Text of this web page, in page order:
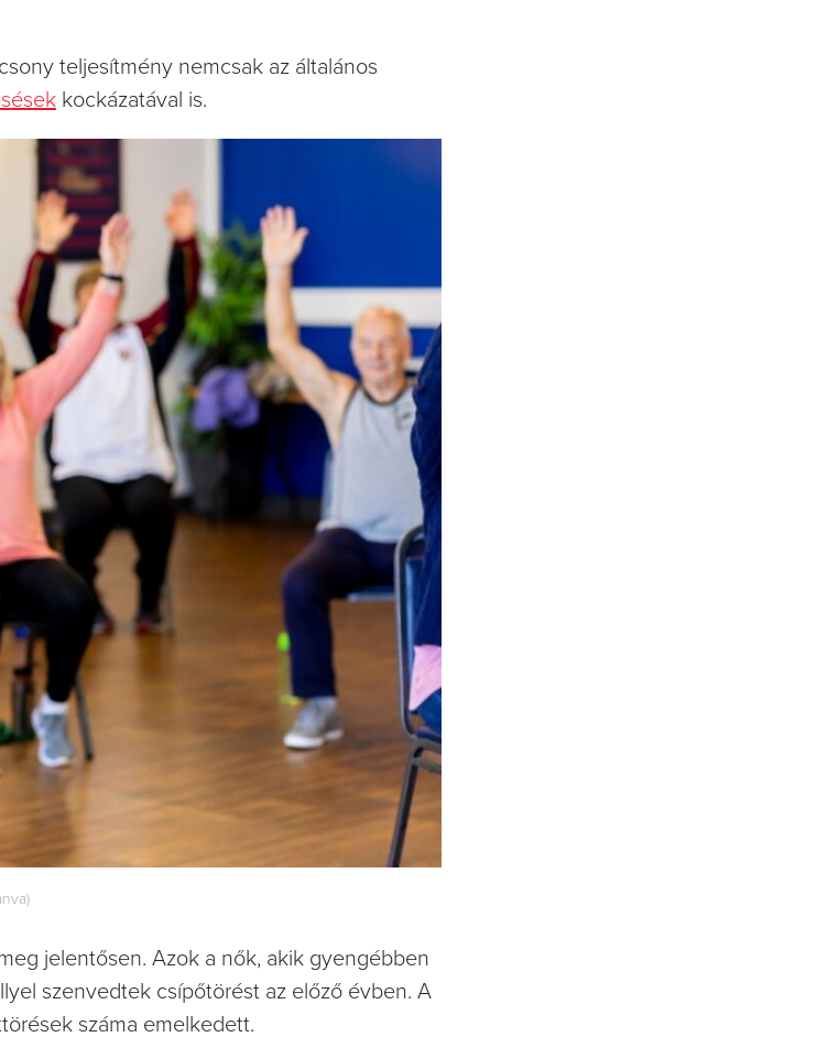
teljesítmény nemcsak az általános
kockázatával is.
jelentősen. Azok a nők, akik gyengébben
szenvedtek csípőtörést az előző évben. A
száma emelkedett.